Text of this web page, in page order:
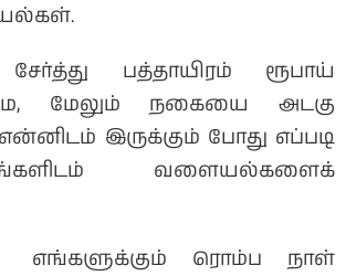
சேர்த்து பத்தாயிரம் ரூபாய்
மேலும் நகையை அடகு
இருக்கும் போது எப்படி
வளையல்களைக்
எங்களுக்கும் ரொம்ப நாள்